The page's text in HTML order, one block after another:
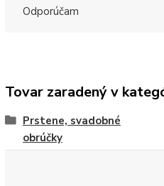
Odporúčam
Tovar zaradený v
Prstene, svadobné
obrúčky